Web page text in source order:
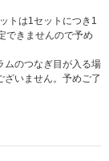
トは1セットにつき1
できませんので予め
のつなぎ目が入る場
いません。予めご了